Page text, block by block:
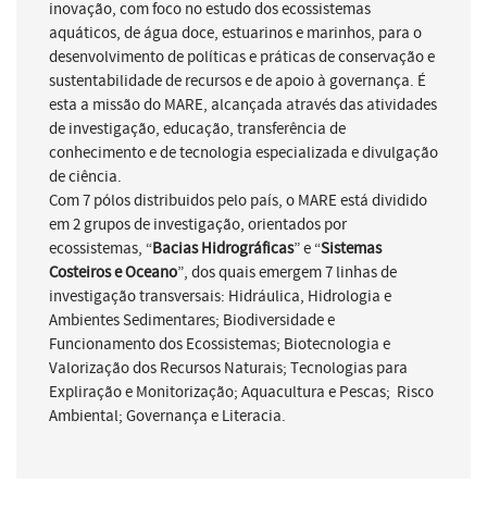
inovação, com foco no estudo dos ecossistemas
aquáticos, de água doce, estuarinos e marinhos, para o
desenvolvimento de políticas e práticas de conservação e
sustentabilidade de recursos e de apoio à governança. É
esta a missão do MARE, alcançada através das atividades
de investigação, educação, transferência de
conhecimento e de tecnologia especializada e divulgação
de ciência.
Com 7 pólos distribuidos pelo país, o MARE está dividido
em 2 grupos de investigação, orientados por
ecossistemas, “Bacias Hidrográficas” e “Sistemas
Costeiros e Oceano”, dos quais emergem 7 linhas de
investigação transversais: Hidráulica, Hidrologia e
Ambientes Sedimentares; Biodiversidade e
Funcionamento dos Ecossistemas; Biotecnologia e
Valorização dos Recursos Naturais; Tecnologias para
Expliração e Monitorização; Aquacultura e Pescas; Risco
Ambiental; Governança e Literacia.